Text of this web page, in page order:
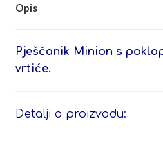
Opis
Pješčanik Minion s
vrtiće.
Detalji o proizvodu: